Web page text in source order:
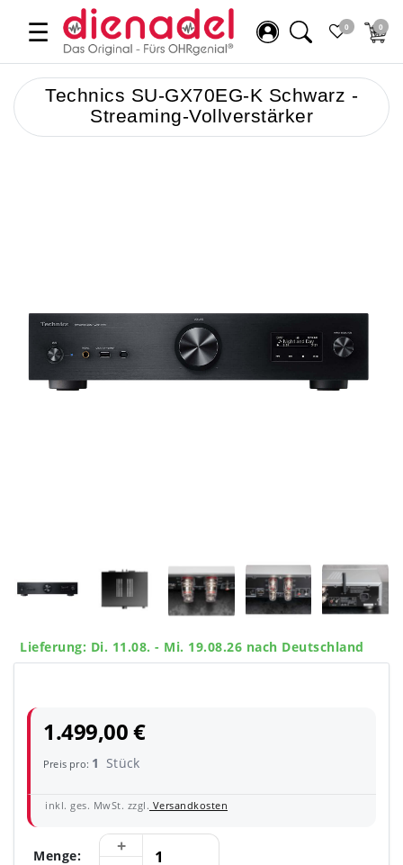
☰ 0 0
Technics SU-GX70EG-K Schwarz -
Streaming-Vollverstärker
Lieferung: Di. 11.08. - Mi. 19.08.26 nach Deutschland
1.499,00 €
Preis pro: 1 Stück
inkl. ges. MwSt. zzgl. Versandkosten
Menge: